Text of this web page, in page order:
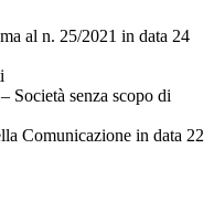
al n. 25/2021 in data 24
senza scopo di
Comunicazione in data 22